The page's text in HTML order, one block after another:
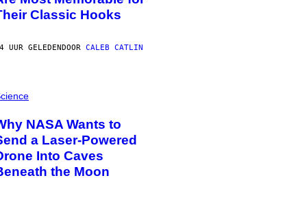
Classic Hooks
UUR GELEDENDOOR CALEB CATLIN
NASA Wants to
a Laser-Powered
Into Caves
the Moon